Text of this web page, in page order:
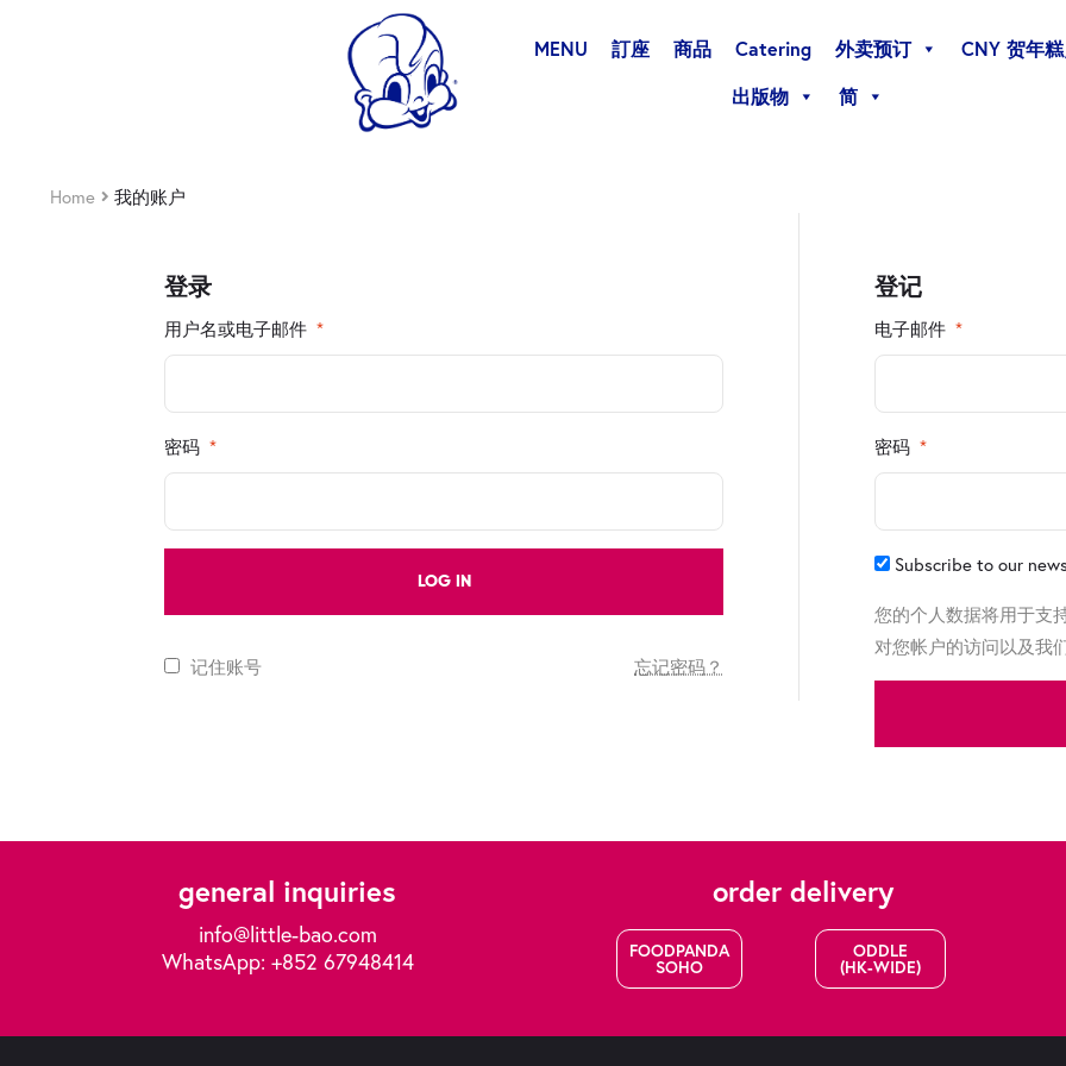
MENU 訂座 商品 Catering 外卖预订
CNY 贺年
出版物
简
Home 我的账户
登录
用户名或电子邮件 *
密码 *
LOG IN
记住账号 忘记密码？
登记
电子邮件 *
密码 *
Subscribe to our
您的个人数据将用于支
对您帐户的访问以及我
general inquiries
info@little-bao.com
WhatsApp: +852 67948414
order delivery
FOODPANDA
SOHO
ODDLE
(HK-WIDE)